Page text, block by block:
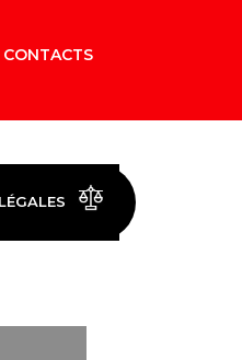
CONTACTS